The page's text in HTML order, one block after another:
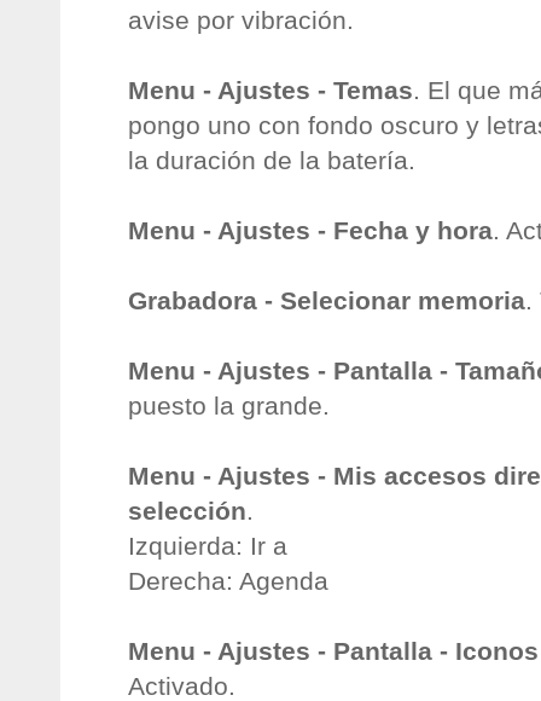
avise por vibración.
Menu - Ajustes - Temas . El que
pongo uno con fondo oscuro y
la duración de la batería.
Menu - Ajustes - Fecha y hora .
Grabadora - Selecionar memoria
Menu - Ajustes - Pantalla -
puesto la grande.
Menu - Ajustes - Mis accesos
selección
Izquierda: Ir a
Derecha: Agenda
Menu - Ajustes - Pantalla -
Activado.